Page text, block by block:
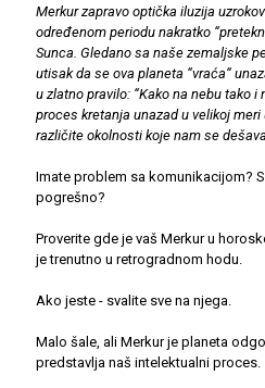
Merkur zapravo optička iluzija
određenom periodu nakratko
Sunca. Gledano sa naše zemaljske
utisak da se ova planeta “vraća“
u zlatno pravilo: “Kako na nebu tako i
proces kretanja unazad u velikoj
različite okolnosti koje nam se
Imate problem sa komunikacijom?
pogrešno?
Proverite gde je vaš Merkur u
je trenutno u retrogradnom hodu.
Ako jeste - svalite sve na njega.
Malo šale, ali Merkur je planeta
predstavlja naš intelektualni proces.